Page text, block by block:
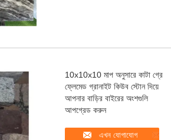
10x10x10 মাপ অনুসারে কাটা গ্রে
ফ্লেমেড গ্রানাইট কিউব স্টোন দিয়ে
আপনার বাড়ির বাইরের অংশগুলি
আপগ্রেড করুন
এখন যোগাযোগ